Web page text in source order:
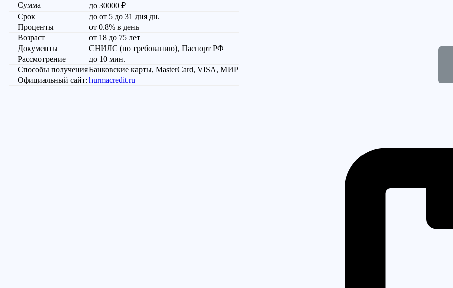
Сумма
до 30000 ₽
Срок
до от 5 до 31 дня дн.
Проценты
от 0.8% в день
Возраст
от 18 до 75 лет
Документы
СНИЛС (по требованию), Паспорт РФ
Рассмотрение
до 10 мин.
Способы полученияБанковские карты, MasterCard, VISA, МИР
Официальный сайт: hurmacredit.ru